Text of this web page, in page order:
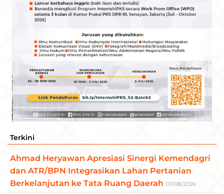
Terkini
Ahmad Heryawan Apresiasi Sinergi Kemendagri
dan ATR/BPN Integrasikan Lahan Pertanian
Berkelanjutan ke Tata Ruang Daerah 07/08/2026